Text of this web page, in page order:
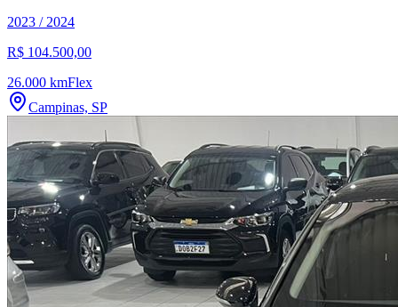
2023 / 2024
R$ 104.500,00
26.000 kmFlex
Campinas, SP